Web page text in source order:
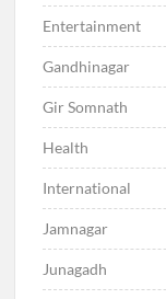
Entertainment
Gandhinagar
Gir Somnath
Health
International
Jamnagar
Junagadh